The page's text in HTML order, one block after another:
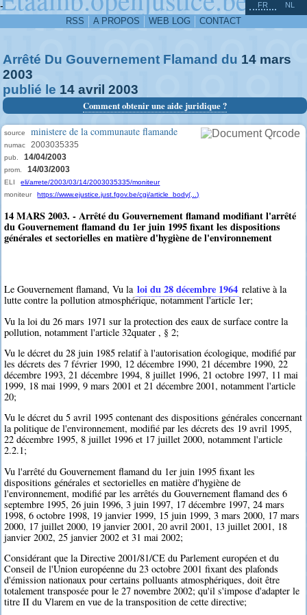
-
RSS A PROPOS WEB LOG CONTACT
FR NL
Arrêté Du Gouvernement Flamand du 14 mars
2003
publié le 14 avril 2003
Comment obtenir une aide juridique ?
source ministere de la communaute flamande
numac 2003035335
pub. 14/04/2003
prom. 14/03/2003
ELI
eli/arrete/2003/03/14/2003035335/moniteur
moniteur
https://www.ejustice.just.fgov.be/cgi/article_body(...)
14 MARS 2003. - Arrêté du Gouvernement flamand modifiant l'arrêté
du Gouvernement flamand du 1er juin 1995 fixant les dispositions
générales et sectorielles en matière d'hygiène de l'environnement
Le Gouvernement flamand, Vu la loi du 28 décembre 1964 relative à la
lutte contre la pollution atmosphérique, notamment l'article 1er;
Vu la loi du 26 mars 1971 sur la protection des eaux de surface contre la
pollution, notamment l'article 32quater , § 2;
Vu le décret du 28 juin 1985 relatif à l'autorisation écologique, modifié par
les décrets des 7 février 1990, 12 décembre 1990, 21 décembre 1990, 22
décembre 1993, 21 décembre 1994, 8 juillet 1996, 21 octobre 1997, 11 mai
1999, 18 mai 1999, 9 mars 2001 et 21 décembre 2001, notamment l'article
20;
Vu le décret du 5 avril 1995 contenant des dispositions générales concernant
la politique de l'environnement, modifié par les décrets des 19 avril 1995,
22 décembre 1995, 8 juillet 1996 et 17 juillet 2000, notamment l'article
2.2.1;
Vu l'arrêté du Gouvernement flamand du 1er juin 1995 fixant les
dispositions générales et sectorielles en matière d'hygiène de
l'environnement, modifié par les arrêtés du Gouvernement flamand des 6
septembre 1995, 26 juin 1996, 3 juin 1997, 17 décembre 1997, 24 mars
1998, 6 octobre 1998, 19 janvier 1999, 15 juin 1999, 3 mars 2000, 17 mars
2000, 17 juillet 2000, 19 janvier 2001, 20 avril 2001, 13 juillet 2001, 18
janvier 2002, 25 janvier 2002 et 31 mai 2002;
Considérant que la Directive 2001/81/CE du Parlement européen et du
Conseil de l'Union européenne du 23 octobre 2001 fixant des plafonds
d'émission nationaux pour certains polluants atmosphériques, doit être
totalement transposée pour le 27 novembre 2002; qu'il s'impose d'adapter le
titre II du Vlarem en vue de la transposition de cette directive;
^